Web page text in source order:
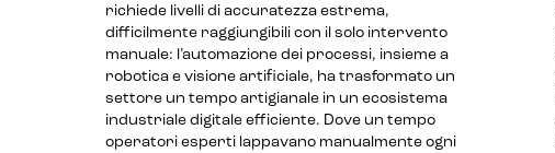
richiede livelli di accuratezza estrema,
difficilmente raggiungibili con il solo intervento
manuale: l’automazione dei processi, insieme a
robotica e visione artificiale, ha trasformato un
settore un tempo artigianale in un ecosistema
industriale digitale efficiente. Dove un tempo
operatori esperti lappavano manualmente ogni